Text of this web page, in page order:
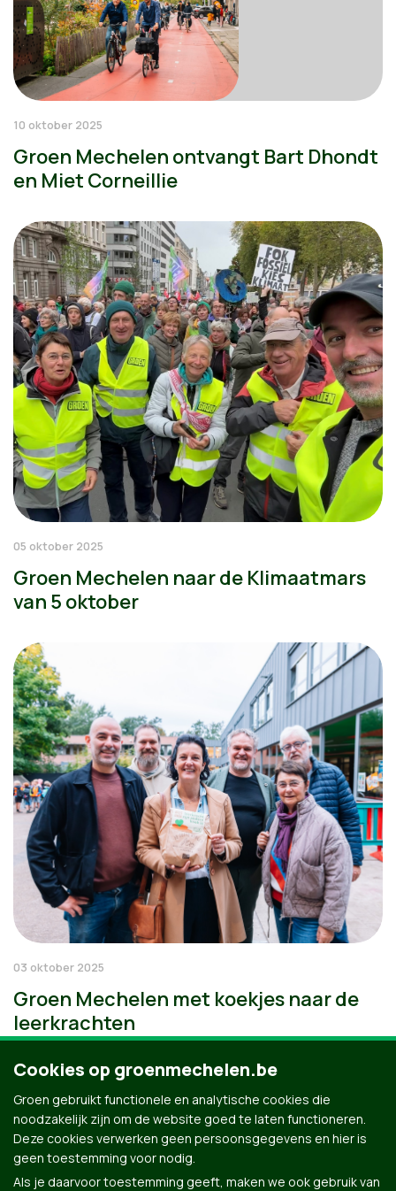
10 oktober 2025
Groen Mechelen ontvangt Bart Dhondt
en Miet Corneillie
05 oktober 2025
Groen Mechelen naar de Klimaatmars
van 5 oktober
03 oktober 2025
Groen Mechelen met koekjes naar de
leerkrachten
Cookies op groenmechelen.be
Groen gebruikt functionele en analytische cookies die
noodzakelijk zijn om de website goed te laten functioneren.
Deze cookies verwerken geen persoonsgegevens en hier is
geen toestemming voor nodig.
Als je daarvoor toestemming geeft, maken we ook gebruik van